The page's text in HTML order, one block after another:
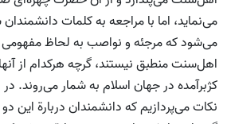
می‌نماید، اما با مراجعه به کلمات
می‌شود که مرجئه و نواصب به لحاظ مفهومی
اهل‌سنت منطبق نیستند، گرچه هرکدام از
کژبرآمده در جهان اسلام به شمار می‌روند. در
نکات می‌پردازیم که دانشمندان دربارة این